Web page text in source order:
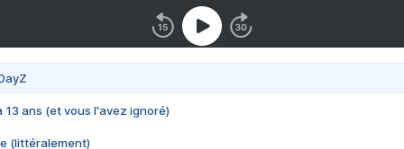
13 ans (et vous l'avez ignoré)
(littéralement)